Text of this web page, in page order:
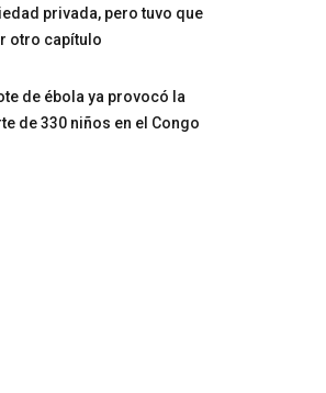
privada, pero tuvo que
otro capítulo
de ébola ya provocó la
de 330 niños en el Congo